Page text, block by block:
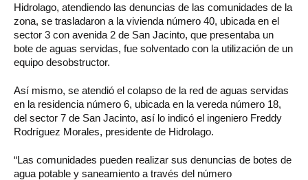
Hidrolago, atendiendo las denuncias de las comunidades de la
zona, se trasladaron a la vivienda número 40, ubicada en el
sector 3 con avenida 2 de San Jacinto, que presentaba un
bote de aguas servidas, fue solventado con la utilización de un
equipo desobstructor.
Así mismo, se atendió el colapso de la red de aguas servidas
en la residencia número 6, ubicada en la vereda número 18,
del sector 7 de San Jacinto, así lo indicó el ingeniero Freddy
Rodríguez Morales, presidente de Hidrolago.
“Las comunidades pueden realizar sus denuncias de botes de
agua potable y saneamiento a través del número